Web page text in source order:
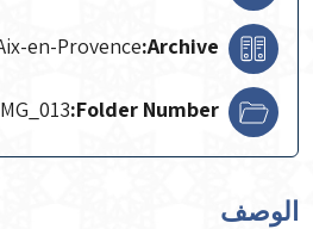
Archive:
en-Provence
Folder Number:
الوصف